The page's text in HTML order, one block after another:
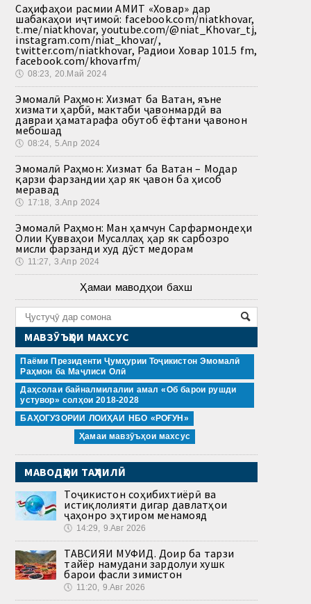
Саҳифаҳои расмии АМИТ «Ховар» дар
шабакаҳои иҷтимоӣ: facebook.com/niatkhovar,
t.me/niatkhovar, youtube.com/@niat_Khovar_tj,
instagram.com/niat_khovar/,
twitter.com/niatkhovar, Радиои Ховар 101.5 fm,
facebook.com/khovarfm/
🕔 08:23, 20.Май 2024
Эмомалӣ Раҳмон: Хизмат ба Ватан, яъне
хизмати ҳарбӣ, мактаби ҷавонмардӣ ва
давраи ҳаматарафа обутоб ёфтани ҷавонон
мебошад
🕔 08:24, 5.Апр 2024
Эмомалӣ Раҳмон: Хизмат ба Ватан – Модар
қарзи фарзандии ҳар як ҷавон ба ҳисоб
меравад
🕔 17:18, 3.Апр 2024
Эмомалӣ Раҳмон: Ман ҳамчун Сарфармондеҳи
Олии Қувваҳои Мусаллаҳ ҳар як сарбозро
мисли фарзанди худ дӯст медорам
🕔 11:27, 3.Апр 2024
Ҳамаи маводҳои бахш
МАВЗӮЪҲОИ МАХСУС
Паёми Президенти Ҷумҳурии Тоҷикистон Эмомалӣ
Раҳмон ба Маҷлиси Олӣ
Даҳсолаи байналмилалии амал «Об барои рушди
устувор» солҳои 2018-2028
БАҲОГУЗОРИИ ЛОИҲАИ НБО «РОҒУН»
Ҳамаи мавзӯъҳои махсус
МАВОДҲОИ ТАҲЛИЛӢ
Тоҷикистон соҳибихтиёрӣ ва
истиқлолияти дигар давлатҳои
ҷаҳонро эҳтиром менамояд
🕔 14:29, 9.Авг 2026
ТАВСИЯИ МУФИД. Доир ба тарзи
тайёр намудани зардолуи хушк
барои фасли зимистон
🕔 11:20, 9.Авг 2026